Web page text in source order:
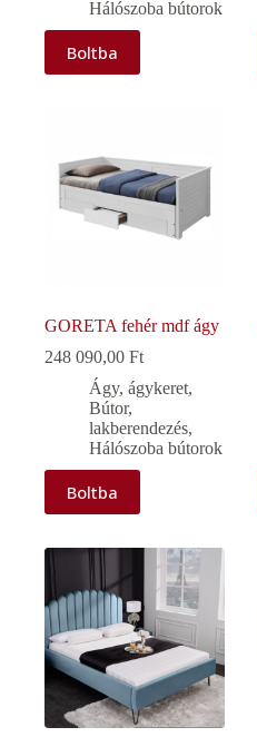
Hálószoba bútorok
Boltba
GORETA fehér mdf ágy
248 090,00 Ft
Ágy, ágykeret,
Bútor,
lakberendezés,
Hálószoba bútorok
Boltba